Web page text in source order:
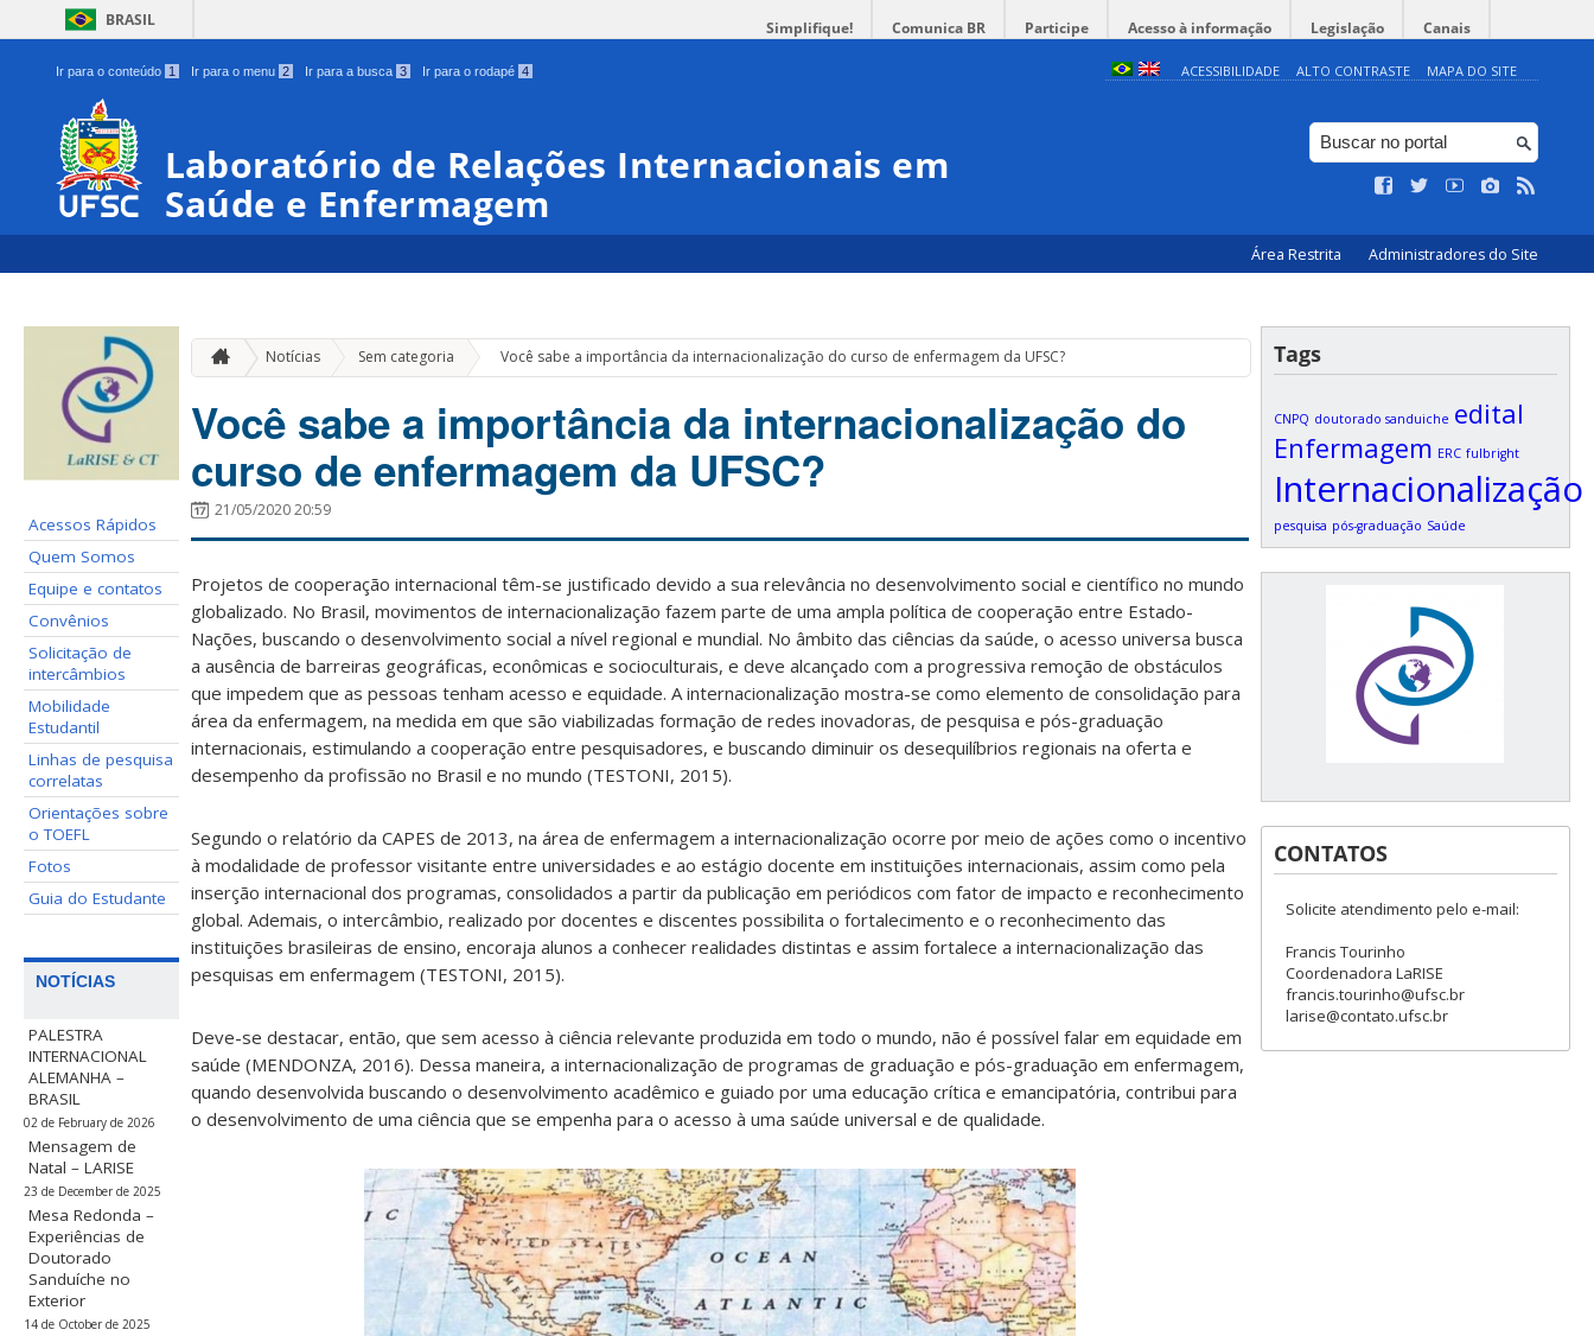
BRASIL Simplifique! Comunica BR Participe Acesso à informação Legislação Canais
Ir para o conteúdo 1 Ir para o menu 2 Ir para a busca 3 Ir para o rodapé 4 ACESSIBILIDADE ALTO CONTRASTE MAPA DO SITE
Laboratório de Relações Internacionais em
Saúde e Enfermagem
Área Restrita Administradores do Site
Acessos Rápidos
Quem Somos
Equipe e contatos
Convênios
Solicitação de
intercâmbios
Mobilidade
Estudantil
Linhas de pesquisa
correlatas
Orientações sobre
o TOEFL
Fotos
Guia do Estudante
NOTÍCIAS
PALESTRA
INTERNACIONAL
ALEMANHA –
BRASIL
02 de February de 2026
Mensagem de
Natal – LARISE
23 de December de 2025
Mesa Redonda –
Experiências de
Doutorado
Sanduíche no
Exterior
14 de October de 2025
Notícias Sem categoria » Você sabe a importância da internacionalização do curso de enfermagem da UFSC?
Você sabe a importância da internacionalização do
curso de enfermagem da UFSC?
21/05/2020 20:59
Projetos de cooperação internacional têm-se justificado devido a sua relevância no desenvolvimento social e científico no mundo
globalizado. No Brasil, movimentos de internacionalização fazem parte de uma ampla política de cooperação entre Estado-
Nações, buscando o desenvolvimento social a nível regional e mundial. No âmbito das ciências da saúde, o acesso universa busca
a ausência de barreiras geográficas, econômicas e socioculturais, e deve alcançado com a progressiva remoção de obstáculos
que impedem que as pessoas tenham acesso e equidade. A internacionalização mostra-se como elemento de consolidação para
área da enfermagem, na medida em que são viabilizadas formação de redes inovadoras, de pesquisa e pós-graduação
internacionais, estimulando a cooperação entre pesquisadores, e buscando diminuir os desequilíbrios regionais na oferta e
desempenho da profissão no Brasil e no mundo (TESTONI, 2015).
Segundo o relatório da CAPES de 2013, na área de enfermagem a internacionalização ocorre por meio de ações como o incentivo
à modalidade de professor visitante entre universidades e ao estágio docente em instituições internacionais, assim como pela
inserção internacional dos programas, consolidados a partir da publicação em periódicos com fator de impacto e reconhecimento
global. Ademais, o intercâmbio, realizado por docentes e discentes possibilita o fortalecimento e o reconhecimento das
instituições brasileiras de ensino, encoraja alunos a conhecer realidades distintas e assim fortalece a internacionalização das
pesquisas em enfermagem (TESTONI, 2015).
Deve-se destacar, então, que sem acesso à ciência relevante produzida em todo o mundo, não é possível falar em equidade em
saúde (MENDONZA, 2016). Dessa maneira, a internacionalização de programas de graduação e pós-graduação em enfermagem,
quando desenvolvida buscando o desenvolvimento acadêmico e guiado por uma educação crítica e emancipatória, contribui para
o desenvolvimento de uma ciência que se empenha para o acesso à uma saúde universal e de qualidade.
Tags
CNPQ doutorado sanduiche edital
Enfermagem ERC fulbright
Internacionalização
pesquisa pós-graduação Saúde
CONTATOS
Solicite atendimento pelo e-mail:
Francis Tourinho
Coordenadora LaRISE
francis.tourinho@ufsc.br
larise@contato.ufsc.br